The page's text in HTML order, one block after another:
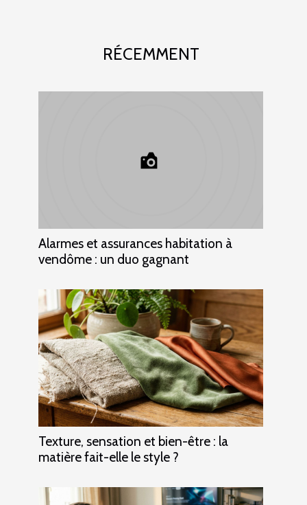
RÉCEMMENT
Alarmes et assurances habitation à
vendôme : un duo gagnant
Texture, sensation et bien-être : la
matière fait-elle le style ?